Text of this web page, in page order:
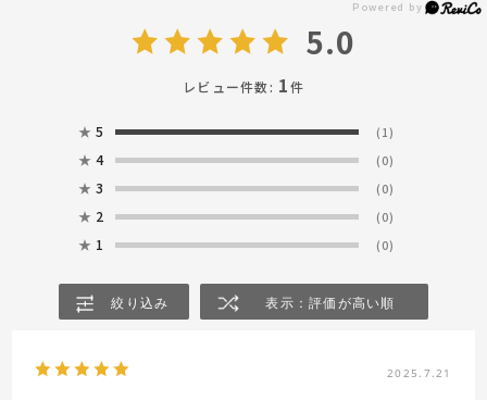
5.0
レビュー件数: 1件
★ 5 (1)
★ 4 (0)
★ 3 (0)
★ 2 (0)
★ 1 (0)
絞り込み 表示：評価が高い順
2025.7.21